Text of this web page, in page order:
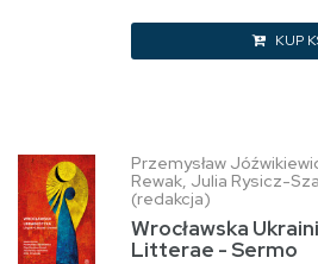
KUP
Przemysław
Rewak, Julia Rysicz-
(redakcja)
Wrocławska
Litterae - Sermo